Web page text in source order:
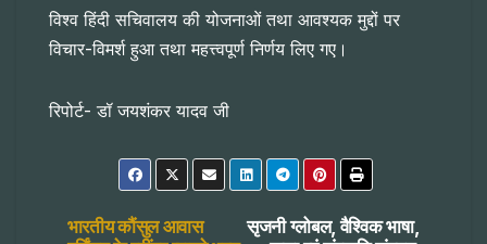
विश्व हिंदी सचिवालय की योजनाओं तथा आवश्यक मुद्दों पर
विचार-विमर्श हुआ तथा महत्त्वपूर्ण निर्णय लिए गए।
रिपोर्ट- डॉ जयशंकर यादव जी
सृजनी ग्लोबल, वैश्विक भाषा,
भारतीय कौंसुल आवास